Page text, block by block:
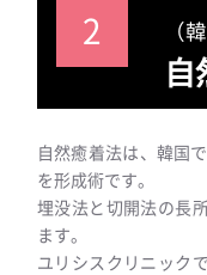
2 （
自然癒着法は、韓国
を形成術です。
埋没法と切開法の長
ます。
ユリシスクリニック